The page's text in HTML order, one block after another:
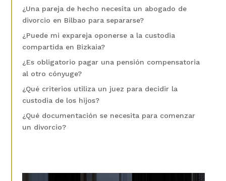
¿Una pareja de hecho necesita un abogado de
divorcio en Bilbao para separarse?
¿Puede mi expareja oponerse a la custodia
compartida en Bizkaia?
¿Es obligatorio pagar una pensión compensatoria
al otro cónyuge?
¿Qué criterios utiliza un juez para decidir la
custodia de los hijos?
¿Qué documentación se necesita para comenzar
un divorcio?